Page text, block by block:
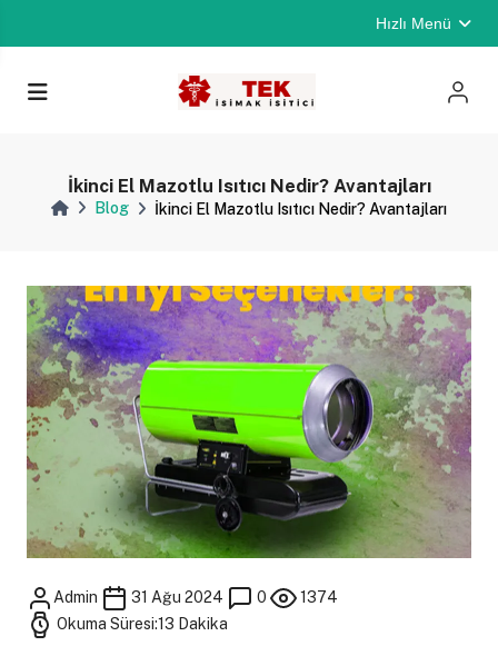
Hızlı Menü
İkinci El Mazotlu Isıtıcı Nedir? Avantajları
Blog İkinci El Mazotlu Isıtıcı Nedir? Avantajları
Admin 31 Ağu 2024 0
1374
Okuma Süresi:13 Dakika